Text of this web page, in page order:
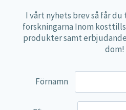
Kenkou Selfcare
Green Trade
I vårt nyhets brev så får du
forskningarna Inom
produkter samt
dom!
Förnamn